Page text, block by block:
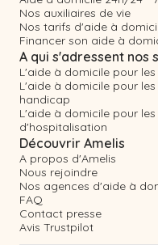
Nos auxiliaires de vie
Nos tarifs d'aide à
Financer son aide à
A qui s'adressent nos
L'aide à domicile pour
L'aide à domicile pour
handicap
L'aide à domicile pour
d'hospitalisation
Découvrir Amelis
A propos d'Amelis
Nous rejoindre
Nos agences d'aide à
FAQ
Contact presse
Avis Trustpilot